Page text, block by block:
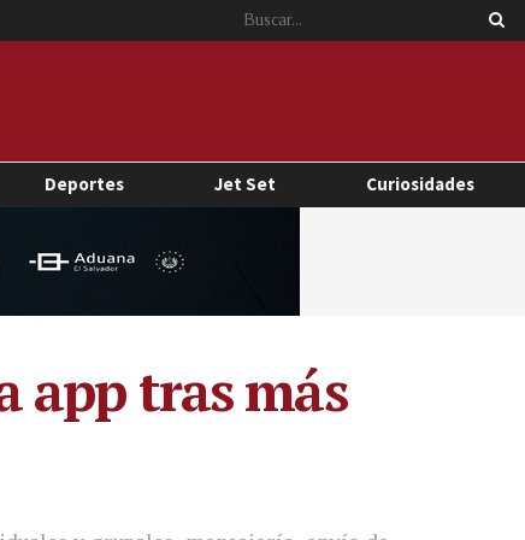
Deportes Jet Set Curiosidades
app tras más